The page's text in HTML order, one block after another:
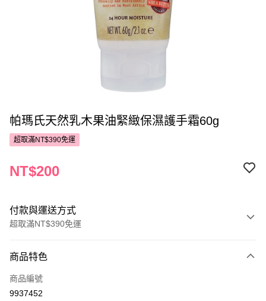
帕瑪氏天然乳木果油緊緻保濕護手霜60g
超取滿NT$390免運
NT$200
付款與運送方式
超取滿NT$390免運
POYA支付
信用卡一次付款
商品特色
商品編號
9937452